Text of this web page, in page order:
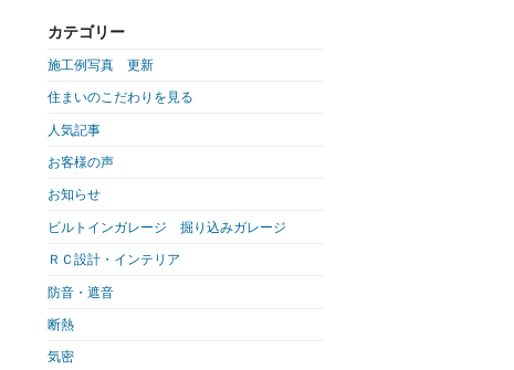
カテゴリー
施工例写真 更新
住まいのこだわりを見る
人気記事
お客様の声
お知らせ
ビルトインガレージ 掘り込みガレージ
ＲＣ設計・インテリア
防音・遮音
断熱
気密